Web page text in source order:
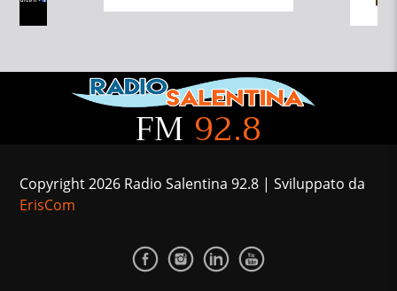
FM 92.8
Copyright 2026 Radio Salentina 92.8 | Sviluppato da
ErisCom